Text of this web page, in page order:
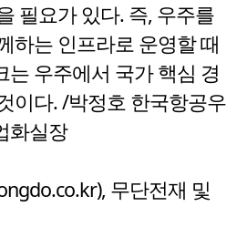
필요가 있다. 즉, 우주를
하는 인프라로 운영할 때
는 우주에서 국가 핵심 경
이다. /박정호 한국항공우
화실장
무단전재 및